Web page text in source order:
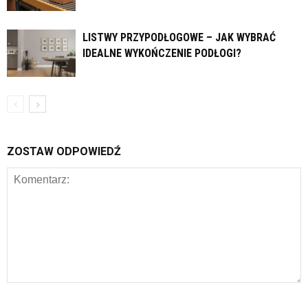
LISTWY PRZYPODŁOGOWE – JAK WYBRAĆ
IDEALNE WYKOŃCZENIE PODŁOGI?
ZOSTAW ODPOWIEDŹ